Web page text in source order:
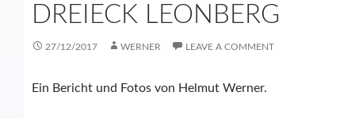
DREIECK LEONBERG
27/12/2017 WERNER LEAVE A COMMENT
Ein Bericht und Fotos von Helmut Werner.